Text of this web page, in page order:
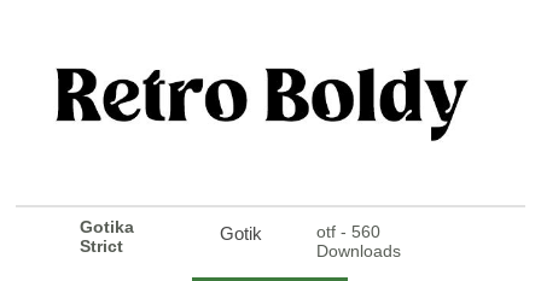
Gotika
Strict
Gotik
otf - 560
Downloads